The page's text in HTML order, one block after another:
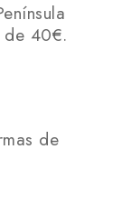
de 40€.
de